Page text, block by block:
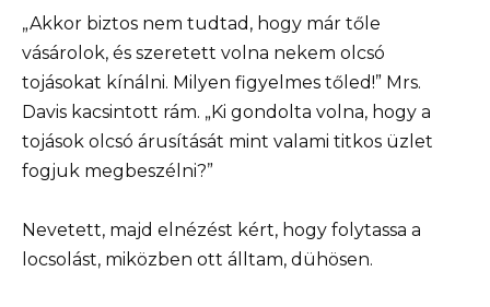
„Akkor biztos nem tudtad, hogy már tőle
vásárolok, és szeretett volna nekem olcsó
tojásokat kínálni. Milyen figyelmes tőled!” Mrs.
Davis kacsintott rám. „Ki gondolta volna, hogy a
tojások olcsó árusítását mint valami titkos üzlet
fogjuk megbeszélni?”
Nevetett, majd elnézést kért, hogy folytassa a
locsolást, miközben ott álltam, dühösen.